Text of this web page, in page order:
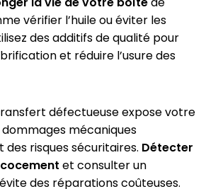
vérifier l’huile ou éviter les
des additifs de qualité pour
et réduire l’usure des
défectueuse expose votre
mécaniques
risques sécuritaires. Détecter
et consulter un
des réparations coûteuses.